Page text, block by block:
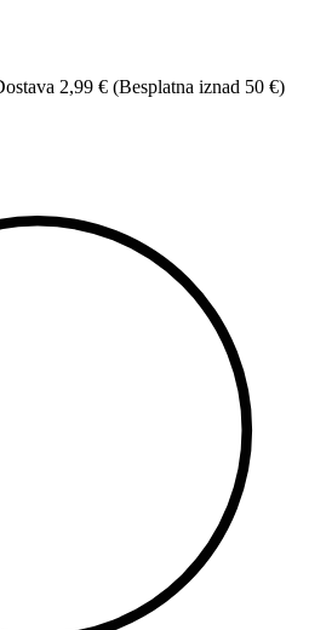
2,99 € (Besplatna iznad 50 €)